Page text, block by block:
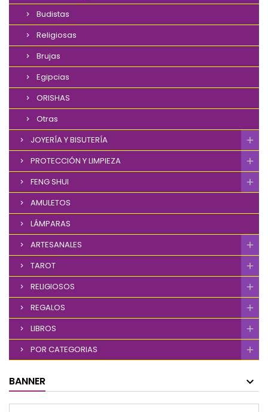
Budistas
Religiosas
Brujas
Egipcias
ORISHAS
Otras
JOYERÍA Y BISUTERÍA
PROTECCIÓN Y LIMPIEZA
FENG SHUI
AMULETOS
LÁMPARAS
ARTESANALES
TAROT
RELIGIOSOS
REGALOS
LIBROS
POR CATEGORIAS
BANNER